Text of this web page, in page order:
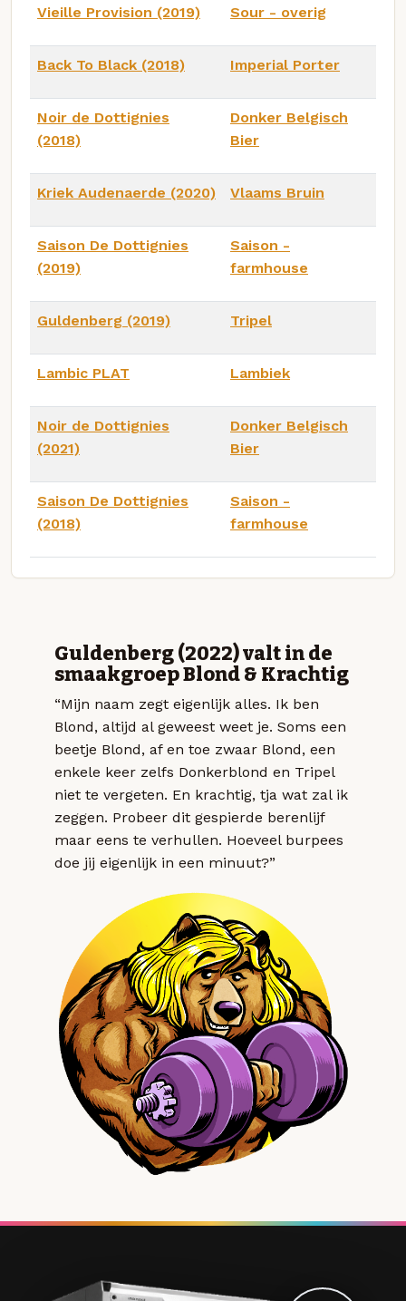
Vieille Provision (2019) Sour - overig
Back To Black (2018) Imperial Porter
Noir de Dottignies
(2018)
Donker Belgisch
Bier
Kriek Audenaerde (2020) Vlaams Bruin
Saison De Dottignies
(2019)
Saison -
farmhouse
Guldenberg (2019) Tripel
Lambic PLAT Lambiek
Noir de Dottignies
(2021)
Donker Belgisch
Bier
Saison De Dottignies
(2018)
Saison -
farmhouse
Guldenberg (2022) valt in de
smaakgroep Blond & Krachtig
“Mijn naam zegt eigenlijk alles. Ik ben
Blond, altijd al geweest weet je. Soms een
beetje Blond, af en toe zwaar Blond, een
enkele keer zelfs Donkerblond en Tripel
niet te vergeten. En krachtig, tja wat zal ik
zeggen. Probeer dit gespierde berenlijf
maar eens te verhullen. Hoeveel burpees
doe jij eigenlijk in een minuut?”